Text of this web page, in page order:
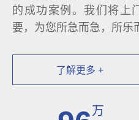
的成功案例。我们将上
要，为您所急而急，所乐
了解更多 +
万